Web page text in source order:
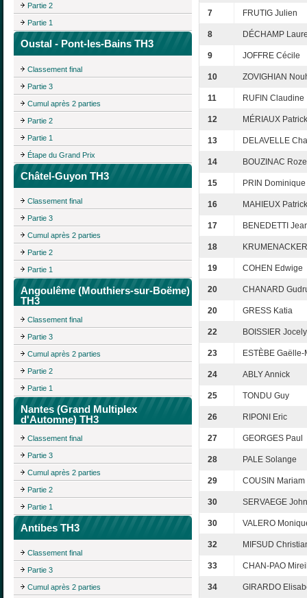
Partie 2
Partie 1
Oustal - Pont-les-Bains TH3
Classement final
Partie 3
Cumul après 2 parties
Partie 2
Partie 1
Étape du Grand Prix
Châtel-Guyon TH3
Classement final
Partie 3
Cumul après 2 parties
Partie 2
Partie 1
Angoulême (Mouthiers-sur-Boëme)
TH3
Classement final
Partie 3
Cumul après 2 parties
Partie 2
Partie 1
Nantes (Grand Multiplex
d'Automne) TH3
Classement final
Partie 3
Cumul après 2 parties
Partie 2
Partie 1
Antibes TH3
Classement final
Partie 3
Cumul après 2 parties
7 FRUTIG Julien
8 DÉCHAMP
9 JOFFRE Cécile
10 ZOVIGHIAN
11 RUFIN Claudine
12 MÉRIAUX Patrick
13 DELAVELLE
14 BOUZINAC
15 PRIN Dominique
16 MAHIEUX Patrick
17 BENEDETTI
18
19 COHEN Edwige
20 CHANARD
20 GRESS Katia
22 BOISSIER
23 ESTÈBE Gaëlle-
24 ABLY Annick
25 TONDU Guy
26 RIPONI Eric
27 GEORGES Paul
28 PALE Solange
29 COUSIN Mariam
30 SERVAEGE John
30 VALERO
32 MIFSUD
33 CHAN-PAO
34 GIRARDO